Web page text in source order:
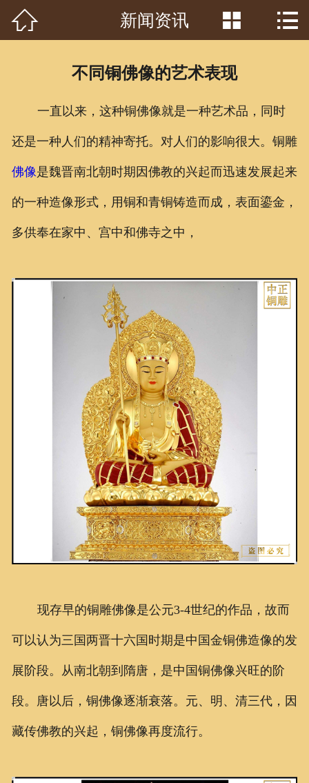
首页
 新闻资讯  
不同铜佛像的艺术表现
一直以来，这种铜佛像就是一种艺术品，同时
还是一种人们的精神寄托。对人们的影响很大。铜雕
佛像是魏晋南北朝时期因佛教的兴起而迅速发展起来
的一种造像形式，用铜和青铜铸造而成，表面鎏金，
多供奉在家中、宫中和佛寺之中，
现存早的铜雕佛像是公元3-4世纪的作品，故而
可以认为三国两晋十六国时期是中国金铜佛造像的发
展阶段。从南北朝到隋唐，是中国铜佛像兴旺的阶
段。唐以后，铜佛像逐渐衰落。元、明、清三代，因
藏传佛教的兴起，铜佛像再度流行。